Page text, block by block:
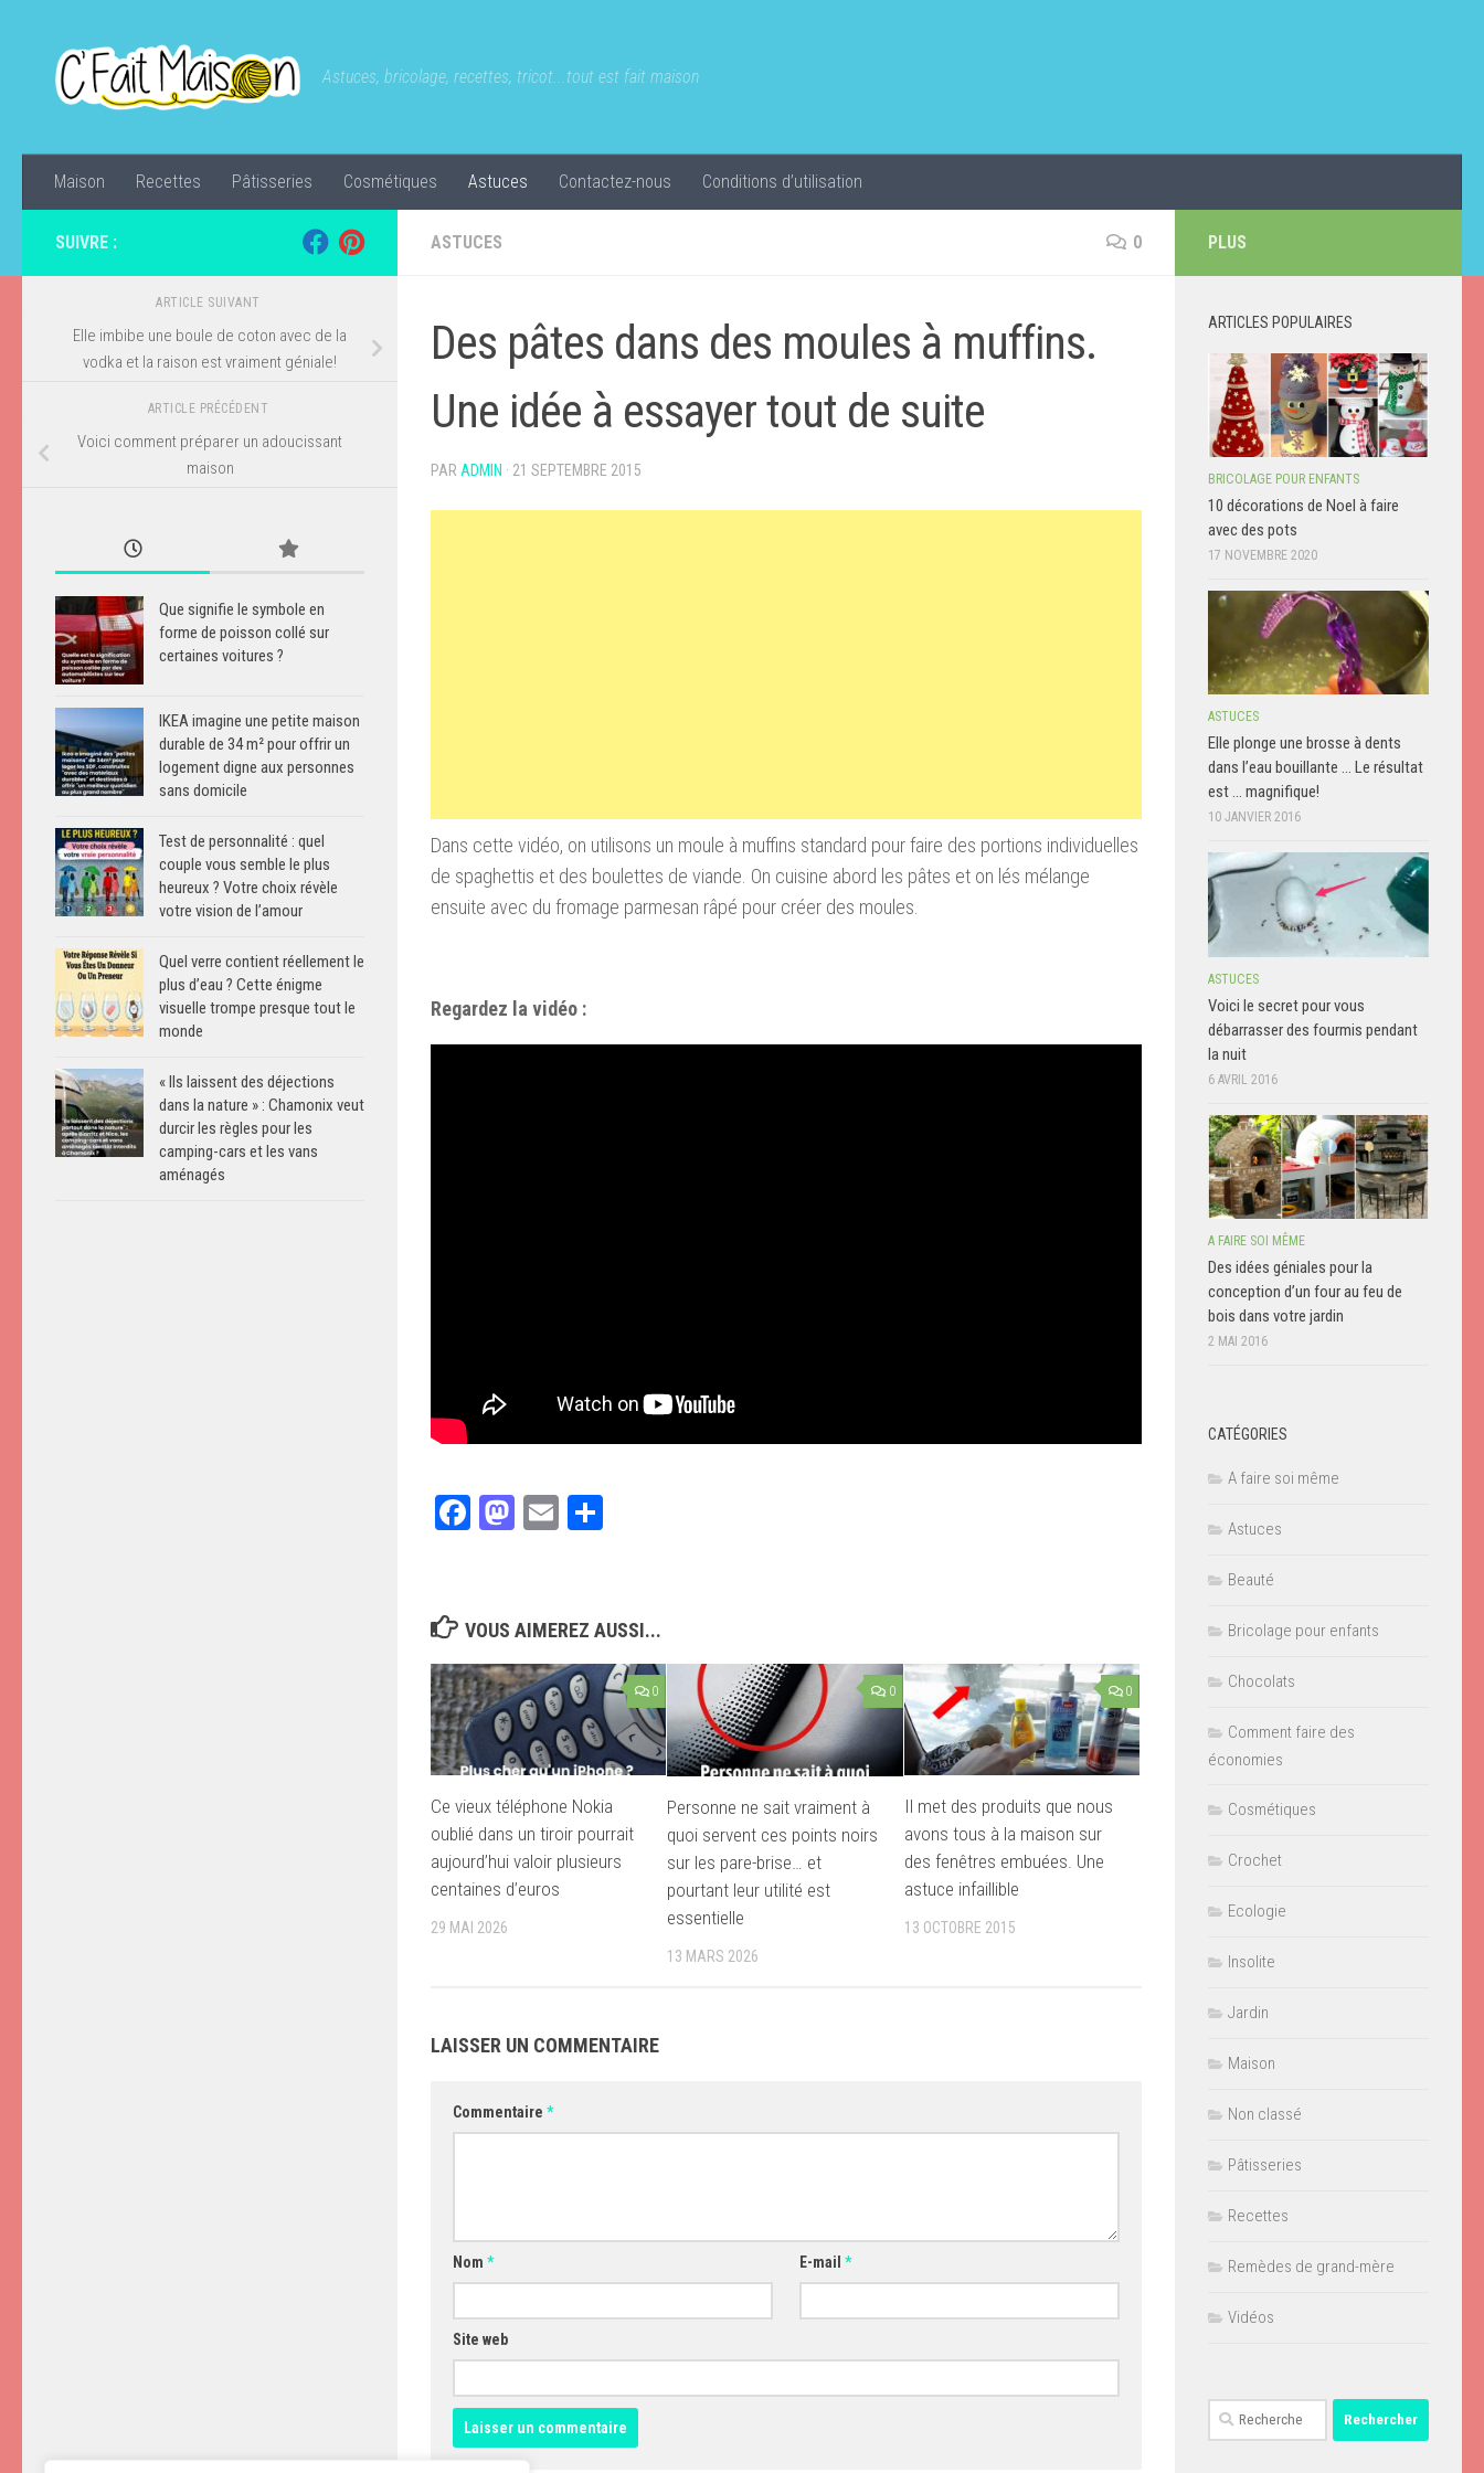
Astuces, bricolage, recettes, tricot...tout est fait maison
Maison Recettes Pâtisseries Cosmétiques Astuces Contactez-nous Conditions d’utilisation
ASTUCES 0
Des pâtes dans des moules à muffins.
Une idée à essayer tout de suite
PAR ADMIN · 21 SEPTEMBRE 2015
Dans cette vidéo, on utilisons un moule à muffins standard pourfaire des portions individuelles
de spaghettis et des boulettes de viande On cuisine abord les pâtes et on lés mélange
ensuite avec du fromage parmesan râpé pour créer des moules.
Regardez la vidéo :
Facebook
Mastodon
Email
VOUS AIMEREZ AUSSI...
0
Ce vieux téléphone Nokia
oublié dans un tiroir pourrait
aujourd’hui valoir plusieurs
centaines d’euros
29 MAI 2026
0
Personne ne sait vraiment à
quoi servent ces points noirs
sur les pare-brise… et
pourtant leur utilité est
essentielle
13 MARS 2026
0
Il met des produits que nous
avons tous à la maison sur
des fenêtres embuées. Une
astuce infaillible
13 OCTOBRE 2015
LAISSER UN COMMENTAIRE
Commentaire *
Nom * E-mail*
Site web
SUIVRE :
ARTICLE SUIVANT
Elle imbibe une boule de coton avec de la
vodka et la raison est vraiment géniale!
ARTICLE PRÉCÉDENT
Voici comment préparer un adoucissant
maison
Que signifie le symbole en
forme de poisson collé sur
certaines voitures ?
IKEA imagine une petite maison
durable de 34 m² pour offrir un
logement digne aux personnes
sans domicile
Test de personnalité : quel
couple vous semble le plus
heureux ? Votre choix révèle
votre vision de l’amour
Quel verre contient réellement le
plus d’eau ? Cette énigme
visuelle trompe presque tout le
monde
« Ils laissent des déjections
dans la nature » : Chamonix veut
durcir les règles pour les
camping-cars et les vans
aménagés
PLUS
ARTICLES POPULAIRES
BRICOLAGE POUR ENFANTS
10 décorations de Noel à faire
avec des pots
17 NOVEMBRE 2020
ASTUCES
Elle plonge une brosse à dents
dans l’eau bouillante … Le résultat
est … magnifique!
10 JANVIER 2016
ASTUCES
Voici le secret pour vous
débarrasser des fourmis pendant
la nuit
6 AVRIL 2016
A FAIRE SOI MÊME
Des idées géniales pour la
conception d’un four au feu de
bois dans votre jardin
2 MAI 2016
CATÉGORIES
A faire soi même
Astuces
Beauté
Bricolage pour enfants
Chocolats
Comment faire des
économies
Cosmétiques
Crochet
Ecologie
Insolite
Jardin
Maison
Non classé
Pâtisseries
Recettes
Remèdes de grand-mère
Vidéos
Rechercher :